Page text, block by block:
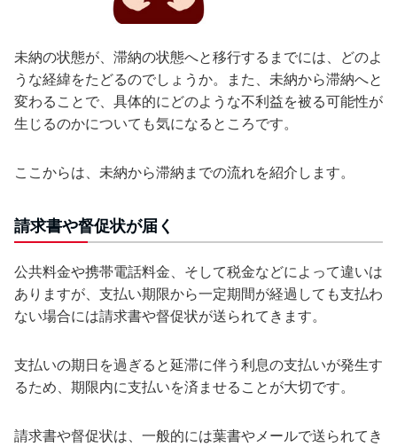
未納の状態が、滞納の状態へと移行するまでには、どのよ
うな経緯をたどるのでしょうか。また、未納から滞納へと
変わることで、具体的にどのような不利益を被る可能性が
生じるのかについても気になるところです。
ここからは、未納から滞納までの流れを紹介します。
請求書や督促状が届く
公共料金や携帯電話料金、そして税金などによって違いは
ありますが、支払い期限から一定期間が経過しても支払わ
ない場合には請求書や督促状が送られてきます。
支払いの期日を過ぎると延滞に伴う利息の支払いが発生す
るため、期限内に支払いを済ませることが大切です。
請求書や督促状は、一般的には葉書やメールで送られてき